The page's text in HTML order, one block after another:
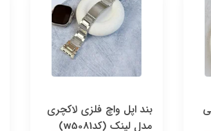
بند اپل واچ فلزی لاکچری
مدل لینک (کدw5081)